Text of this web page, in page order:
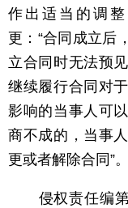
作出适当的调
更：“合同成立后
立合同时无法预
继续履行合同对
影响的当事人可
商不成的，当事
更或者解除合同”。
侵权责任编第